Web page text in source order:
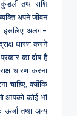
कुंडली तथा राशि
अपने जीवन
इसलिए अलग-
धारण करने
का दोष है
धारण करना
चाहिए, क्योंकि
आपको कोई भी
ऊर्जा तथा अन्य